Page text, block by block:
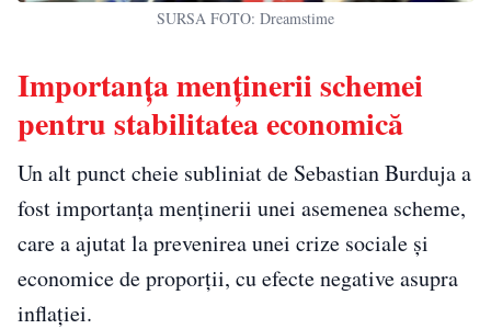
SURSA FOTO: Dreamstime
Importanța menținerii schemei
pentru stabilitatea economică
Un alt punct cheie subliniat de Sebastian Burduja a
fost importanța menținerii unei asemenea scheme,
care a ajutat la prevenirea unei crize sociale și
economice de proporții, cu efecte negative asupra
inflației.